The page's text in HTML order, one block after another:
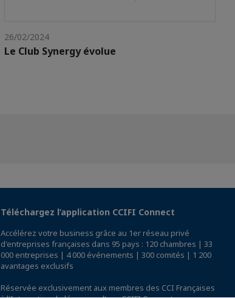
26/02/2024
Le Club Synergy évolue
Téléchargez l’application CCIFI Connect
Accélérez votre business grâce au 1er réseau privé
d'entreprises françaises dans 95 pays : 120 chambres | 33
000 entreprises | 4 000 événements | 300 comités | 1 200
avantages exclusifs
Réservée exclusivement aux membres des CCI Françaises